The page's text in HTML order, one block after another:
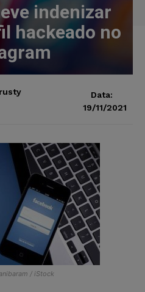
indenizar
hackeado no
Data:
19/11/2021
/ iStock